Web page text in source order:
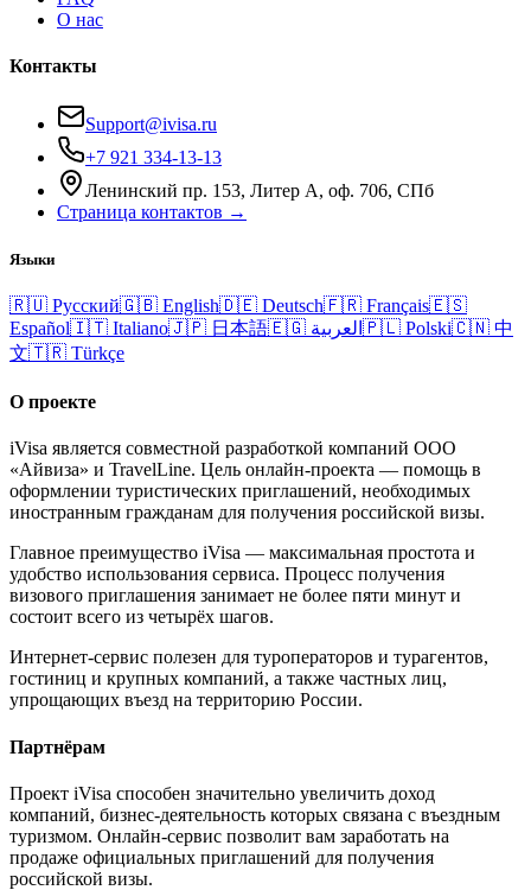
О нас
Контакты
Support@ivisa.ru
+7 921 334-13-13
Ленинский пр. 153, Литер А, оф. 706, СПб
Страница контактов →
Языки
🇷🇺 Русский🇬🇧 English🇩🇪 Deutsch🇫🇷 Français🇪🇸
Español🇮🇹 Italiano🇯🇵 日本語🇪🇬 العربية 🇵🇱 Polski🇨🇳 中
文🇹🇷 Türkçe
О проекте
iVisa является совместной разработкой компаний ООО
«Айвиза» и TravelLine. Цель онлайн-проекта — помощь в
оформлении туристических приглашений, необходимых
иностранным гражданам для получения российской визы.
Главное преимущество iVisa — максимальная простота и
удобство использования сервиса. Процесс получения
визового приглашения занимает не более пяти минут и
состоит всего из четырёх шагов.
Интернет-сервис полезен для туроператоров и турагентов,
гостиниц и крупных компаний, а также частных лиц,
упрощающих въезд на территорию России.
Партнёрам
Проект iVisa способен значительно увеличить доход
компаний, бизнес-деятельность которых связана с въездным
туризмом. Онлайн-сервис позволит вам заработать на
продаже официальных приглашений для получения
российской визы.